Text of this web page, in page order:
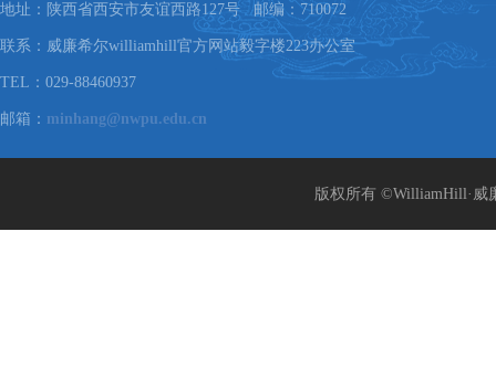
地址：陕西省西安市友谊西路127号 邮编：710072
联系：威廉希尔williamhill官方网站毅字楼223办公室
TEL：029-88460937
邮箱： minhang@nwpu.edu.cn
版权所有 ©WilliamHill·